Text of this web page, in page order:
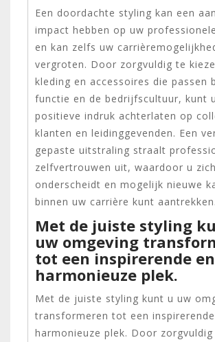
Een doordachte styling kan een
impact hebben op uw
en kan zelfs uw
vergroten. Door zorgvuldig te
kleding en accessoires die passen
functie en de bedrijfscultuur, kunt
positieve indruk achterlaten op
klanten en leidinggevenden. Een
gepaste uitstraling straalt
zelfvertrouwen uit, waardoor u zich
onderscheidt en mogelijk nieuwe
binnen uw carrière kunt aantrekken.
Met de juiste styling
uw omgeving
tot een inspirerende en
harmonieuze plek.
Met de juiste styling kunt u uw
transformeren tot een
harmonieuze plek. Door zorgvuldig